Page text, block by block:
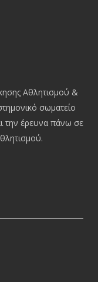
Αθλητισμού &
σωματείο
την έρευνα πάνω σε